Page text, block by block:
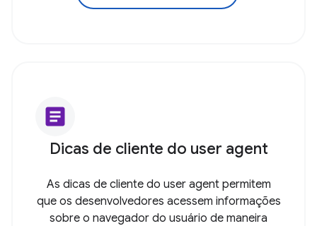
article
Dicas de cliente do user agent
As dicas de cliente do user agent permitem
que os desenvolvedores acessem informações
sobre o navegador do usuário de maneira